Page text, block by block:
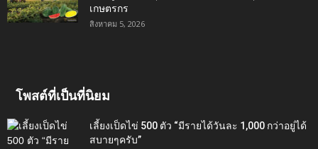
เกษตรกร
สิงหาคม 5, 2026
โพสต์ที่เป็นที่นิยม
เลี้ยงเป็ดไข่ 500 ตัว “มีรายได้วันละ 1,000 กว่าอยู่ได้
สบายๆครับ”